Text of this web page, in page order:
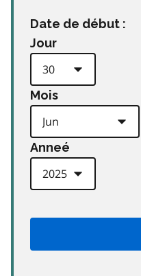
Date de début :
Jour
Mois
Anneé